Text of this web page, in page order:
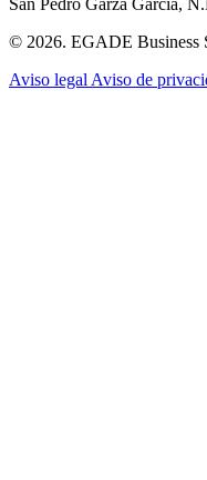
San Pedro Garza García,
© 2026. EGADE Business
Aviso legal Aviso de